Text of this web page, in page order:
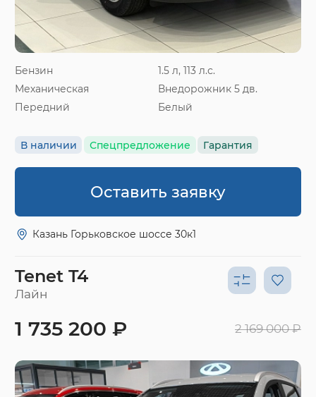
Бензин
1.5 л, 113 л.с.
Механическая
Внедорожник 5 дв.
Передний
Белый
В наличии Спецпредложение Гарантия
Оставить заявку
Казань Горьковское шоссе 30к1
Tenet T4
Лайн
1 735 200 ₽ 2 169 000 ₽